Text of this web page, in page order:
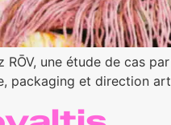
RŌV, une étude de cas
packaging et direction